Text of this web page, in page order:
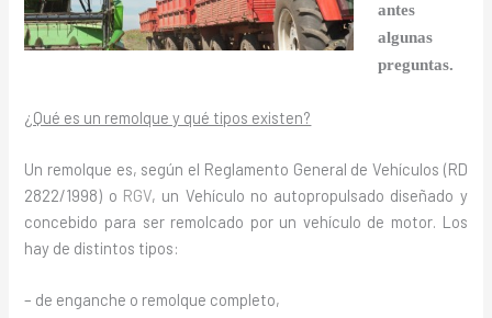
antes
algunas
preguntas.
¿Qué es un remolque y qué tipos existen?
Un remolque es, según el Reglamento General de Vehículos (RD
2822/1998) o RGV, un Vehículo no autopropulsado diseñado y
concebido para ser remolcado por un vehículo de motor. Los
hay de distintos tipos:
– de enganche o remolque completo,